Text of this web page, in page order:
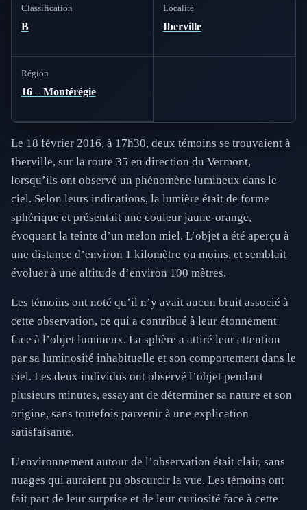
Classification
B
Localité
Iberville
Région
16 – Montérégie
Le 18 février 2016, à 17h30, deux témoins se trouvaient à
Iberville, sur la route 35 en direction du Vermont,
lorsqu’ils ont observé un phénomène lumineux dans le
ciel. Selon leurs indications, la lumière était de forme
sphérique et présentait une couleur jaune-orange,
évoquant la teinte d’un melon miel. L’objet a été aperçu à
une distance d’environ 1 kilomètre ou moins, et semblait
évoluer à une altitude d’environ 100 mètres.
Les témoins ont noté qu’il n’y avait aucun bruit associé à
cette observation, ce qui a contribué à leur étonnement
face à l’objet lumineux. La sphère a attiré leur attention
par sa luminosité inhabituelle et son comportement dans le
ciel. Les deux individus ont observé l’objet pendant
plusieurs minutes, essayant de déterminer sa nature et son
origine, sans toutefois parvenir à une explication
satisfaisante.
L’environnement autour de l’observation était clair, sans
nuages qui auraient pu obscurcir la vue. Les témoins ont
fait part de leur surprise et de leur curiosité face à cette